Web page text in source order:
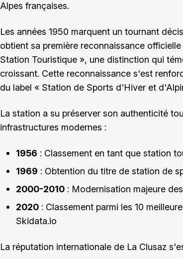
Alpes françaises.
Les années 1950 marquent un tournant
obtient sa première reconnaissance
Station Touristique », une distinction qui
croissant. Cette reconnaissance s'est
du label « Station de Sports d'Hiver et
La station a su préserver son authenticité
infrastructures modernes :
1956 : Classement en tant que station
1969 : Obtention du titre de station de
2000-2010 : Modernisation majeure
2020 : Classement parmi les 10
Skidata.io
La réputation internationale de La Clusaz